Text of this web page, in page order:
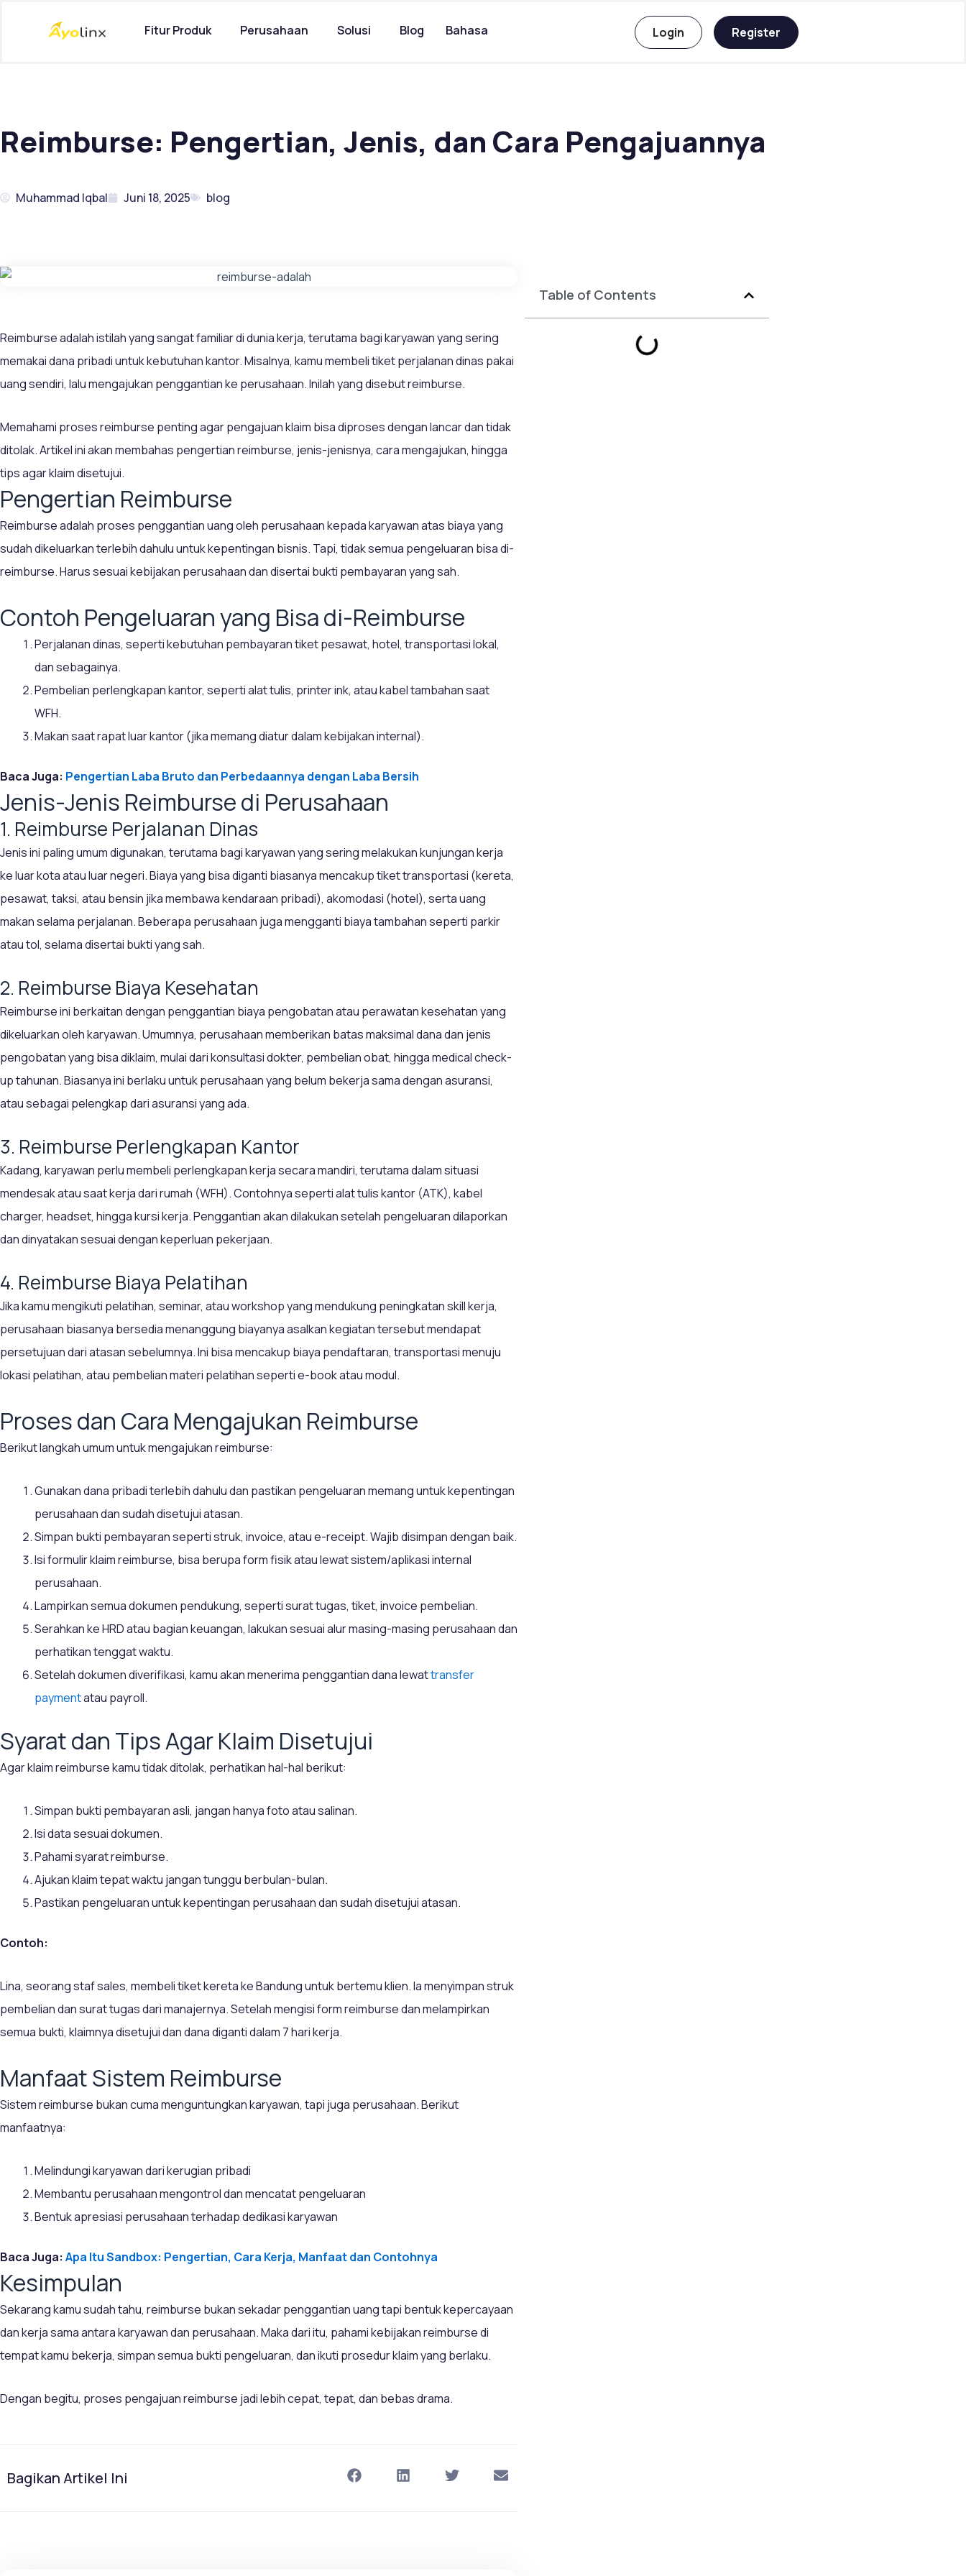
Fitur Produk Perusahaan Solusi Blog Bahasa Login Register
Reimburse: Pengertian, Jenis, dan Cara Pengajuannya
Muhammad Iqbal Juni 18, 2025 blog
Reimburse adalah istilah yang sangat familiar di dunia kerja, terutama bagi karyawan yang sering
memakai dana pribadi untuk kebutuhan kantor. Misalnya, kamu membeli tiket perjalanan dinas pakai
uang sendiri, lalu mengajukan penggantian ke perusahaan. Inilah yang disebut reimburse.
Memahami proses reimburse penting agar pengajuan klaim bisa diproses dengan lancar dan tidak
ditolak. Artikel ini akan membahas pengertian reimburse, jenis-jenisnya, cara mengajukan, hingga
tips agar klaim disetujui.
Pengertian Reimburse
Reimburse adalah proses penggantian uang oleh perusahaan kepada karyawan atas biaya yang
sudah dikeluarkan terlebih dahulu untuk kepentingan bisnis. Tapi, tidak semua pengeluaran bisa di-
reimburse. Harus sesuai kebijakan perusahaan dan disertai bukti pembayaran yang sah.
Contoh Pengeluaran yang Bisa di-Reimburse
Perjalanan dinas, seperti kebutuhan pembayaran tiket pesawat, hotel, transportasi lokal,
dan sebagainya.
Pembelian perlengkapan kantor, seperti alat tulis, printer ink, atau kabel tambahan saat
WFH.
Makan saat rapat luar kantor (jika memang diatur dalam kebijakan internal).
Baca Juga: Pengertian Laba Bruto dan Perbedaannya dengan Laba Bersih
Jenis-Jenis Reimburse di Perusahaan
1. Reimburse Perjalanan Dinas
Jenis ini paling umum digunakan, terutama bagi karyawan yang sering melakukan kunjungan kerja
ke luar kota atau luar negeri. Biaya yang bisa diganti biasanya mencakup tiket transportasi (kereta,
pesawat, taksi, atau bensin jika membawa kendaraan pribadi), akomodasi (hotel), serta uang
makan selama perjalanan. Beberapa perusahaan juga mengganti biaya tambahan seperti parkir
atau tol, selama disertai bukti yang sah.
2. Reimburse Biaya Kesehatan
Reimburse ini berkaitan dengan penggantian biaya pengobatan atau perawatan kesehatan yang
dikeluarkan oleh karyawan. Umumnya, perusahaan memberikan batas maksimal dana dan jenis
pengobatan yang bisa diklaim, mulai dari konsultasi dokter, pembelian obat, hingga medical check-
up tahunan. Biasanya ini berlaku untuk perusahaan yang belum bekerja sama dengan asuransi,
atau sebagai pelengkap dari asuransi yang ada.
3. Reimburse Perlengkapan Kantor
Kadang, karyawan perlu membeli perlengkapan kerja secara mandiri, terutama dalam situasi
mendesak atau saat kerja dari rumah (WFH). Contohnya seperti alat tulis kantor (ATK), kabel
charger, headset, hingga kursi kerja. Penggantian akan dilakukan setelah pengeluaran dilaporkan
dan dinyatakan sesuai dengan keperluan pekerjaan.
4. Reimburse Biaya Pelatihan
Jika kamu mengikuti pelatihan, seminar, atau workshop yang mendukung peningkatan skill kerja,
perusahaan biasanya bersedia menanggung biayanya asalkan kegiatan tersebut mendapat
persetujuan dari atasan sebelumnya. Ini bisa mencakup biaya pendaftaran, transportasi menuju
lokasi pelatihan, atau pembelian materi pelatihan seperti e-book atau modul.
Proses dan Cara Mengajukan Reimburse
Berikut langkah umum untuk mengajukan reimburse:
Gunakan dana pribadi terlebih dahulu dan pastikan pengeluaran memang untuk kepentingan
perusahaan dan sudah disetujui atasan.
Simpan bukti pembayaran seperti struk, invoice, atau e-receipt. Wajib disimpan dengan baik.
Isi formulir klaim reimburse, bisa berupa form fisik atau lewat sistem/aplikasi internal
perusahaan.
Lampirkan semua dokumen pendukung, seperti surat tugas, tiket, invoice pembelian.
Serahkan ke HRD atau bagian keuangan, lakukan sesuai alur masing-masing perusahaan dan
perhatikan tenggat waktu.
Setelah dokumen diverifikasi, kamu akan menerima penggantian dana lewattransfer
paymentatau payroll.
Syarat dan Tips Agar Klaim Disetujui
Agar klaim reimburse kamu tidak ditolak, perhatikan hal-hal berikut:
Simpan bukti pembayaran asli, jangan hanya foto atau salinan.
Isi data sesuai dokumen.
Pahami syarat reimburse.
Ajukan klaim tepat waktu jangan tunggu berbulan-bulan.
Pastikan pengeluaran untuk kepentingan perusahaan dan sudah disetujui atasan.
Contoh:
Lina, seorang staf sales, membeli tiket kereta ke Bandung untuk bertemu klien. Ia menyimpan struk
pembelian dan surat tugas dari manajernya. Setelah mengisi form reimburse dan melampirkan
semua bukti, klaimnya disetujui dan dana diganti dalam 7 hari kerja.
Manfaat Sistem Reimburse
Sistem reimburse bukan cuma menguntungkan karyawan, tapi juga perusahaan. Berikut
manfaatnya:
Melindungi karyawan dari kerugian pribadi
Membantu perusahaan mengontrol dan mencatat pengeluaran
Bentuk apresiasi perusahaan terhadap dedikasi karyawan
Baca Juga: Apa Itu Sandbox: Pengertian, Cara Kerja, Manfaat dan Contohnya
Kesimpulan
Sekarang kamu sudah tahu, reimburse bukan sekadar penggantian uang tapi bentuk kepercayaan
dan kerja sama antara karyawan dan perusahaan. Maka dari itu, pahami kebijakan reimburse di
tempat kamu bekerja, simpan semua bukti pengeluaran, dan ikuti prosedur klaim yang berlaku.
Dengan begitu, proses pengajuan reimburse jadi lebih cepat, tepat, dan bebas drama.
Bagikan Artikel Ini
Table of Contents